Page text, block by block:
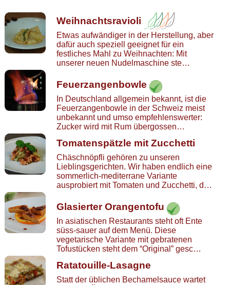
Weihnachtsravioli
Etwas aufwändiger in der Herstellung, aber
dafür auch speziell geeignet für ein
festliches Mahl zu Weihnachten: Mit
unserer neuen Nudelmaschine ste…
Feuerzangenbowle
In Deutschland allgemein bekannt, ist die
Feuerzangenbowle in der Schweiz meist
unbekannt und umso empfehlenswerter:
Zucker wird mit Rum übergossen…
Tomatenspätzle mit Zucchetti
Chäschnöpfli gehören zu unseren
Lieblingsgerichten. Wir haben endlich eine
sommerlich-mediterrane Variante
ausprobiert mit Tomaten und Zucchetti, d…
Glasierter Orangentofu
In asiatischen Restaurants steht oft Ente
süss-sauer auf dem Menü. Diese
vegetarische Variante mit gebratenen
Tofustücken steht dem “Original” gesc…
Ratatouille-Lasagne
Statt der üblichen Bechamelsauce wartet